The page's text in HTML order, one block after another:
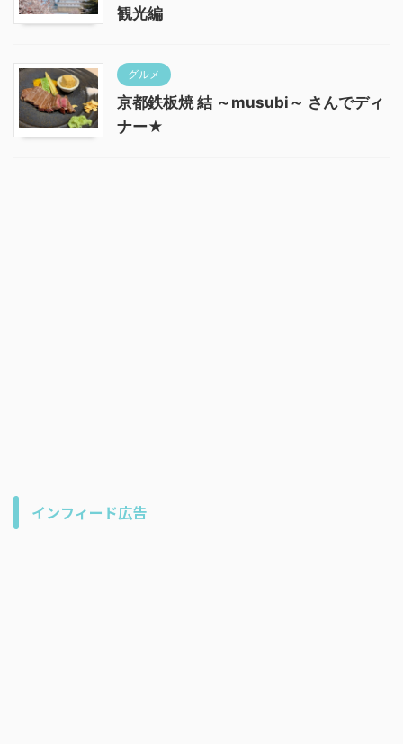
観光編
グルメ
京都鉄板焼 結 ～musubi～ さんでディ
ナー★
インフィード広告